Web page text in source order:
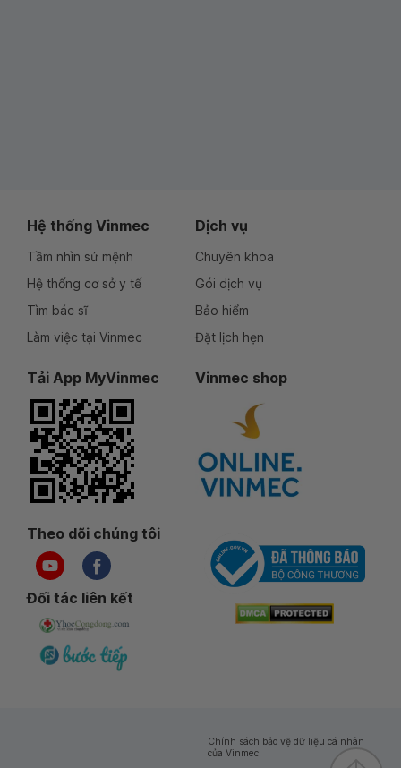
Hệ thống Vinmec
Tầm nhìn sứ mệnh
Hệ thống cơ sở y tế
Tìm bác sĩ
Làm việc tại Vinmec
Dịch vụ
Chuyên khoa
Gói dịch vụ
Bảo hiểm
Đặt lịch hẹn
Tải App MyVinmec Vinmec shop
Theo dõi chúng tôi
Đối tác liên kết
Chính sách bảo vệ dữ liệu cá nhân
của Vinmec